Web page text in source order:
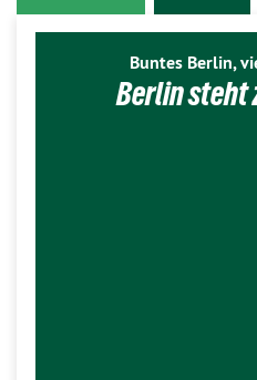
Buntes Berlin,
Berlin steht